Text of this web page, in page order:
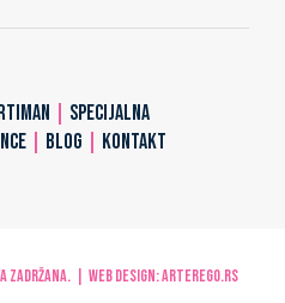
SPECIJALNA
BLOG KONTAKT
zadržana. | Web design:ARTerEgo.rs